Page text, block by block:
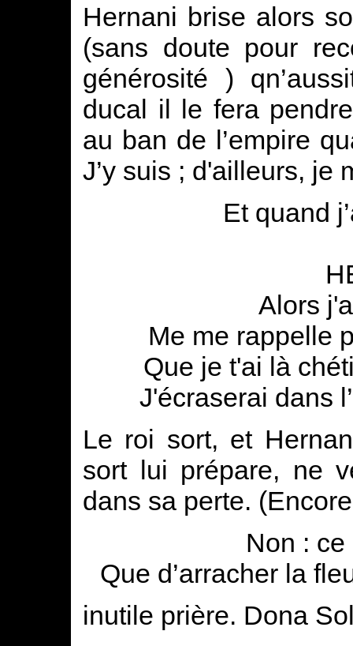
Hernani brise alors
(sans doute pour
générosité )
ducal il le fera
au ban de l’empire
J’y suis ; d'ailleurs, je
Et quand
Alors
Me me rappelle
Que je t'ai là
J'écraserai dans
Le roi sort, et
sort lui prépare, ne
dans sa perte.
Non :
Que d’arracher la
inutile prière. Dona